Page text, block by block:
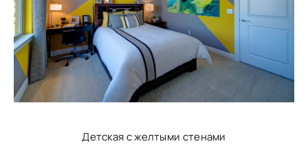
Детская с желтыми стенами